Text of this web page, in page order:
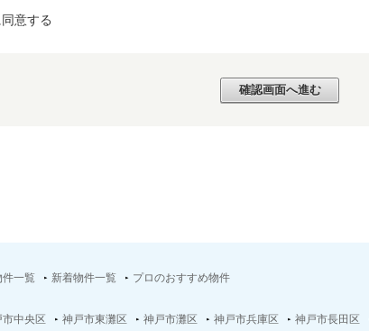
意する
件一覧 新着物件一覧
プロのおすすめ物件
市中央区 神戸市東灘区 神戸市灘区 神戸市兵庫区 神戸市長田区